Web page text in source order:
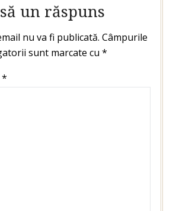
un răspuns
nu va fi publicată. Câmpurile
sunt marcate cu *
*